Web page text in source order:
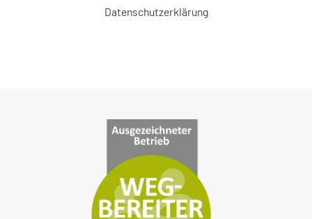
Datenschutzerklärung